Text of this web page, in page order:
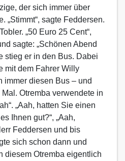
der sich immer über
„Stimmt“, sagte Feddersen.
„50 Euro 25 Cent“,
sagte: „Schönen Abend
stieg er in den Bus. Dabei
mit dem Fahrer Willy
immer diesen Bus – und
Otremba verwendete in
„Aah, hatten Sie einen
Ihnen gut?“, „Aah,
Feddersen und bis
sich schon dann und
diesem Otremba eigentlich